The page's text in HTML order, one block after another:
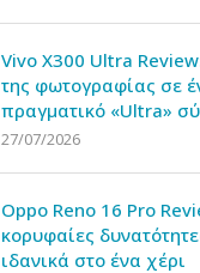
Vivo X300 Ultra
της φωτογραφίας σε
πραγματικό «Ultra»
27/07/2026
Oppo Reno 16 Pro
κορυφαίες
ιδανικά στο ένα χέρι